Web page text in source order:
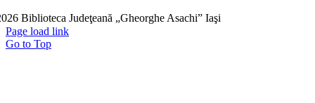
Biblioteca Judeţeană „Gheorghe Asachi” Iaşi
Page load link
Go to Top